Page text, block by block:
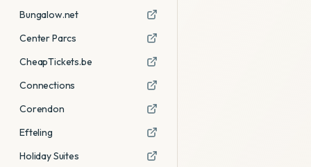
Bungalow.net
Center Parcs
CheapTickets.be
Connections
Corendon
Efteling
Holiday Suites